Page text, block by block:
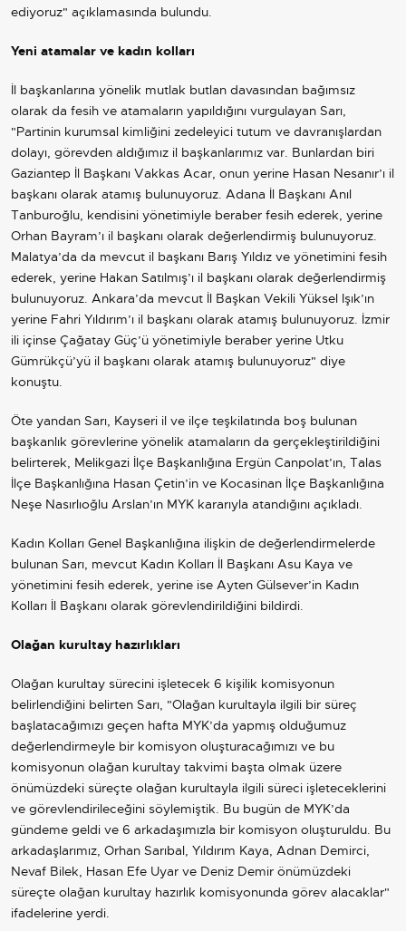
ediyoruz" açıklamasında bulundu.
Yeni atamalar ve kadın kolları
İl başkanlarına yönelik mutlak butlan davasından bağımsız
olarak da fesih ve atamaların yapıldığını vurgulayan Sarı,
"Partinin kurumsal kimliğini zedeleyici tutum ve davranışlardan
dolayı, görevden aldığımız il başkanlarımız var. Bunlardan biri
Gaziantep İl Başkanı Vakkas Acar, onun yerine Hasan Nesanır’ı il
başkanı olarak atamış bulunuyoruz. Adana İl Başkanı Anıl
Tanburoğlu, kendisini yönetimiyle beraber fesih ederek, yerine
Orhan Bayram’ı il başkanı olarak değerlendirmiş bulunuyoruz.
Malatya’da da mevcut il başkanı Barış Yıldız ve yönetimini fesih
ederek, yerine Hakan Satılmış’ı il başkanı olarak değerlendirmiş
bulunuyoruz. Ankara’da mevcut İl Başkan Vekili Yüksel Işık’ın
yerine Fahri Yıldırım’ı il başkanı olarak atamış bulunuyoruz. İzmir
ili içinse Çağatay Güç’ü yönetimiyle beraber yerine Utku
Gümrükçü’yü il başkanı olarak atamış bulunuyoruz" diye
konuştu.
Öte yandan Sarı, Kayseri il ve ilçe teşkilatında boş bulunan
başkanlık görevlerine yönelik atamaların da gerçekleştirildiğini
belirterek, Melikgazi İlçe Başkanlığına Ergün Canpolat’ın, Talas
İlçe Başkanlığına Hasan Çetin’in ve Kocasinan İlçe Başkanlığına
Neşe Nasırlıoğlu Arslan’ın MYK kararıyla atandığını açıkladı.
Kadın Kolları Genel Başkanlığına ilişkin de değerlendirmelerde
bulunan Sarı, mevcut Kadın Kolları İl Başkanı Asu Kaya ve
yönetimini fesih ederek, yerine ise Ayten Gülsever’in Kadın
Kolları İl Başkanı olarak görevlendirildiğini bildirdi.
Olağan kurultay hazırlıkları
Olağan kurultay sürecini işletecek 6 kişilik komisyonun
belirlendiğini belirten Sarı, "Olağan kurultayla ilgili bir süreç
başlatacağımızı geçen hafta MYK’da yapmış olduğumuz
değerlendirmeyle bir komisyon oluşturacağımızı ve bu
komisyonun olağan kurultay takvimi başta olmak üzere
önümüzdeki süreçte olağan kurultayla ilgili süreci işleteceklerini
ve görevlendirileceğini söylemiştik. Bu bugün de MYK’da
gündeme geldi ve 6 arkadaşımızla bir komisyon oluşturuldu. Bu
arkadaşlarımız, Orhan Sarıbal, Yıldırım Kaya, Adnan Demirci,
Nevaf Bilek, Hasan Efe Uyar ve Deniz Demir önümüzdeki
süreçte olağan kurultay hazırlık komisyonunda görev alacaklar"
ifadelerine yerdi.